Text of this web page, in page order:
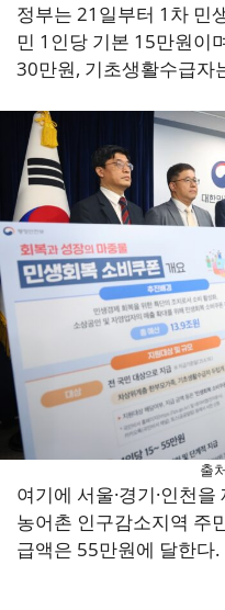
정부는 21일부터 1차 민
민 1인당 기본 15만원이
30만원, 기초생활수급자
출
여기에 서울·경기·인천
농어촌 인구감소지역 주
급액은 55만원에 달한다.